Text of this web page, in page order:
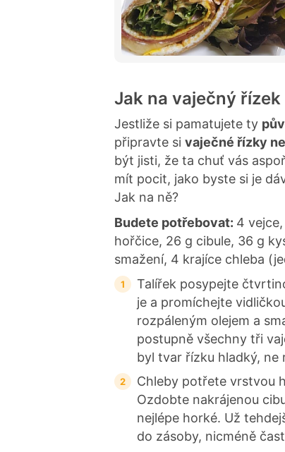
Jak na vaječný
Jestliže si pamatujete ty
připravte si vaječné řízky
být jisti, že ta chuť vás
mít pocit, jako byste si je
Jak na ně?
Budete potřebovat: 4
hořčice, 26 g cibule, 36 g
smažení, 4 krajíce chleba
Talířek posypejte
je a promíchejte
rozpáleným olejem a
postupně všechny tři
byl tvar řízku hladký, ne
Chleby potřete vrstvou
Ozdobte nakrájenou
nejlépe horké. Už
do zásoby, nicméně